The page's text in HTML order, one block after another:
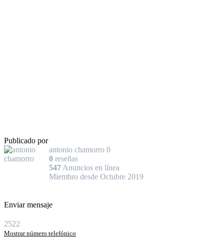
Publicado por
antonio chamorro 0
0 reseñas
547 Anuncios en línea
Miembro desde Octubre 2019
Enviar mensaje
2522
Mostrar número telefónico